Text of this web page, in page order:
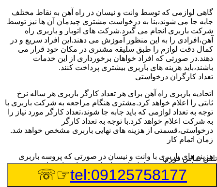
گاهی لوازمی که توسط وانت و نیسان در راه آهن به نقاط مختلف
جابه جا می شوند،بنا به درخواست مشتری چیدمان آن ها نیز توسط
شرکت باربری انجام می گیرد.شرکت های اتوبار و باربری راه
آهن،افرادی را به این منظور آموزش می دهند.این افراد سریع و در
کمال دقت لوازم را طبق سلیقه مشتری در مکان خود قرار می
دهند.در صورتی که افراد خواهان برخورداری از این خدمات
باشند،باید هزینه های باربری بیشتری پرداخت کنند.
تعداد کارگران درخواستی
اتحادیه باربری راه آهن برای هر تعداد کارگر باربری هر ساله نرخ
ثابتی را اعلام خواهد کرد.مشتری هنگام مراجعه به شرکت باربری با
توجه به تعداد لوازمی که باید جابه جا شوند،تعداد کارگر مورد نیاز را
به شرکت اعلام خواهد کرد.با توجه به تعداد کارگر
درخواستی،قسمتی از هزینه های نهایی باربری مشخص خواهد شد.
زمان اتمام کار
هزینه های باربری با وانت و نیسان در صورتی که پروسه باربری
بیشتر از سه ساعت طول بکشد،افزایش خواهد یافت.این مدت
زمان به صورت استادندارد توسط اتحادیه باربری تعیین شده
است.عواملی مثل آب وهوا،ترافیک،شرایط جغرافیایی مبدا یا حجم
تلفن تماس فوری
tel:09125758177
☞☏